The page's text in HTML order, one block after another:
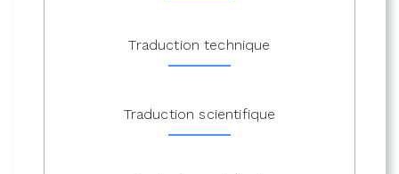
Traduction technique
Traduction scientifique